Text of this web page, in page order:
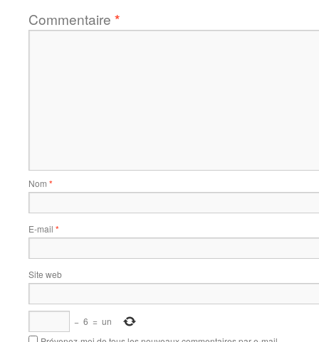
Commentaire *
Nom *
E-mail *
Site web
− 6 = un